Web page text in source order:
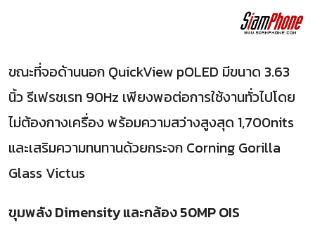
ขณะที่จอด้านนอก QuickView pOLED มีขนาด 3.63
นิ้ว รีเฟรชเรท 90Hz เพียงพอต่อการใช้งานทั่วไปโดย
ไม่ต้องกางเครื่อง พร้อมความสว่างสูงสุด 1,700nits
และเสริมความทนทานด้วยกระจก Corning Gorilla
Glass Victus
ขุมพลังDimensityและกล้อง50MP OIS